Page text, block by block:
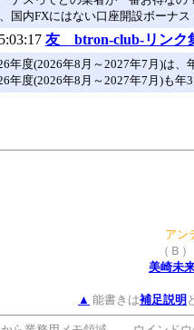
国内FXにはない口座開設ボーナ
友 btron-club-リンク
年度(2026年8月～2027年7月)は
年度(2026年8月～2027年7月)も
アン
（Ｂ
美崎未
▲ 能書きは補足説明